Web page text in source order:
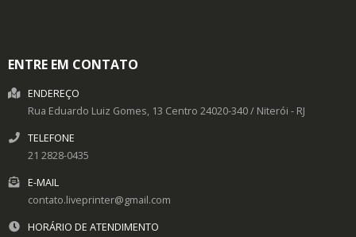
ENTRE EM CONTATO
ENDEREÇO
Rua Eduardo Luiz Gomes, 13 Centro 24020-340/ Niterói - RJ
TELEFONE
21 2828-0435
E-MAIL
contato.liveprinter@gmail.com
HORÁRIO DE ATENDIMENTO